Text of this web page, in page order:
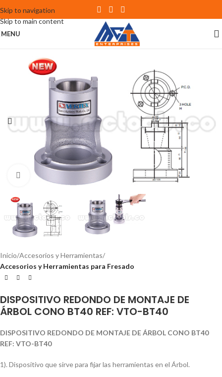
Skip to navigation
Skip to main content
MENU
Click to enlarge
Inicio Accesorios y Herramientas
Accesorios y Herramientas para Fresado
DISPOSITIVO REDONDO DE MONTAJE DE
ÁRBOL CONO BT40 REF: VTO-BT40
DISPOSITIVO REDONDO DE MONTAJE DE ÁRBOL CONO BT40
REF: VTO-BT40
1). Dispositivo que sirve para fijar las herramientas en el Árbol.